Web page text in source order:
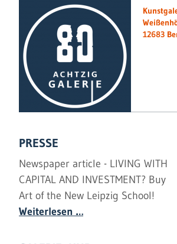
12683
PRESSE
Newspaper article - LIVING WITH
CAPITAL AND INVESTMENT? Buy
Art of the New Leipzig School!
Weiterlesen …Newspaper article -